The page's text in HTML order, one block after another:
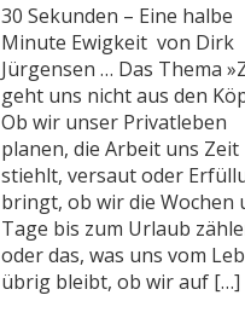
30 Sekunden – Eine halbe
Minute Ewigkeit von Dirk
Jürgensen … Das Thema
geht uns nicht aus den
Ob wir unser Privatleben
planen, die Arbeit uns Zeit
stiehlt, versaut oder
bringt, ob wir die Wochen
Tage bis zum Urlaub
oder das, was uns vom
übrig bleibt, ob wir auf […]